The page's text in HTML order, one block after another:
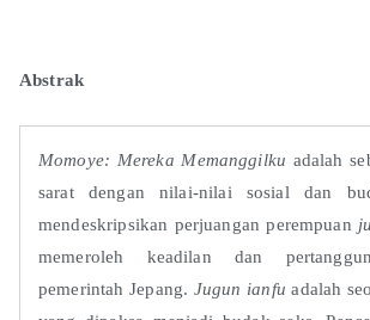
Abstrak
Momoye: Mereka Memanggilku adalah
sarat dengan nilai-nilai sosial dan
mendeskripsikan perjuangan perempuan
memeroleh keadilan dan
pemerintah Jepang. Jugun ianfu adalah